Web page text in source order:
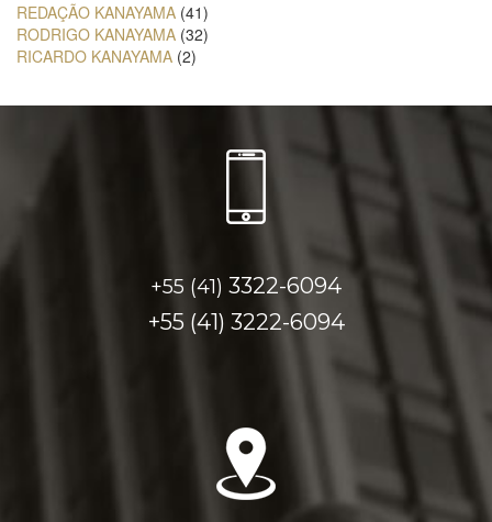
REDAÇÃO KANAYAMA (41)
RODRIGO KANAYAMA (32)
RICARDO KANAYAMA (2)
+55 (41) 3322-6094
+55 (41) 3222-6094